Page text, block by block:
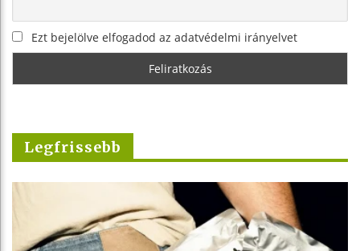
Ezt bejelölve elfogadod az adatvédelmi irányelvet
Legfrissebb